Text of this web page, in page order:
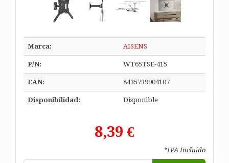
Marca: AISENS
P/N: WT65TSE-415
EAN: 8435739904107
Disponibilidad: Disponible
8,39 €
*IVA Incluido